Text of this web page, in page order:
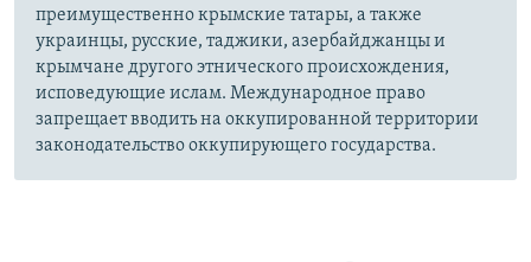
преимущественно крымские татары, а также
украинцы, русские, таджики, азербайджанцы и
крымчане другого этнического происхождения,
исповедующие ислам. Международное право
запрещает вводить на оккупированной территории
законодательство оккупирующего государства.